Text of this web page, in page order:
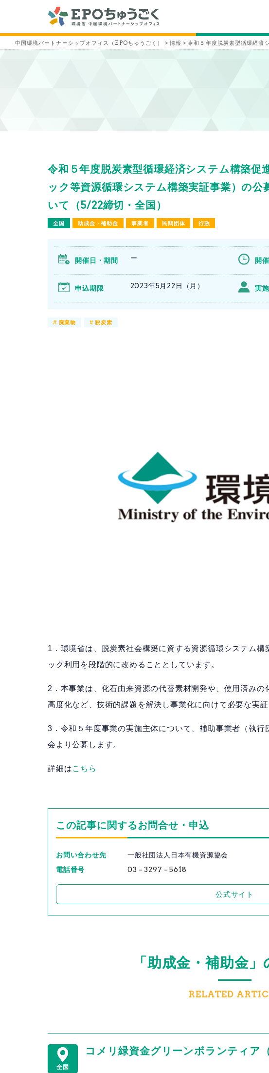
中国環境パートナーシップオフィス（EPOちゅうごく） >情報 >令和５年度脱炭素型循環経済
令和５年度脱炭素型循環経済システム構築促
ック等資源循環システム構築実証事業）の公
いて（5/22締切・全国）
全国 助成金・補助金 事業者 民間団体 行政
開催日・期間 ー 開
申込期限 2023年5月22日（月） 実
# 廃棄物 #脱炭素
1．環境省は、脱炭素社会構築に資する資源循環システム
ック利用を段階的に改めることとしています。
2．本事業は、化石由来資源の代替素材開発や、使用済み
高度化など、技術的課題を解決し事業化に向けて必要な実証
3．令和５年度事業の実施主体について、補助事業者（執
会より公募します。
詳細はこちら
この記事に関するお問合せ・申込
お問い合わせ先
一般社団法人日本有機資源協会
電話番号
03－3297－5618
公式サイト
「助成金・補助金
RELATED
全国
コメリ緑資金グリーンボランティア